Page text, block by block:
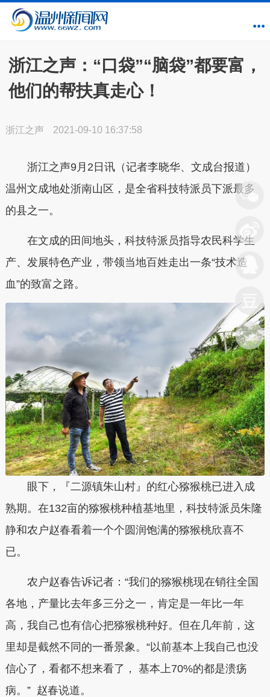
浙江之声：“口袋”“脑袋”都要富，
他们的帮扶真走心！
浙江之声 2021-09-10 16:37:58
浙江之声9月2日讯（记者李晓华、文成台报道）
温州文成地处浙南山区，是全省科技特派员下派最多
的县之一。
在文成的田间地头，科技特派员指导农民科学生
产、发展特色产业，带领当地百姓走出一条“技术造
血”的致富之路。
眼下，『二源镇朱山村』的红心猕猴桃已进入成
熟期。在132亩的猕猴桃种植基地里，科技特派员朱隆
静和农户赵春看着一个个圆润饱满的猕猴桃欣喜不
已。
农户赵春告诉记者：“我们的猕猴桃现在销往全国
各地，产量比去年多三分之一，肯定是一年比一年
高，我自己也有信心把猕猴桃种好。但在几年前，这
里却是截然不同的一番景象。“以前基本上我自己也没
信心了，看都不想来看了， 基本上70%的都是溃疡
病。” 赵春说道。